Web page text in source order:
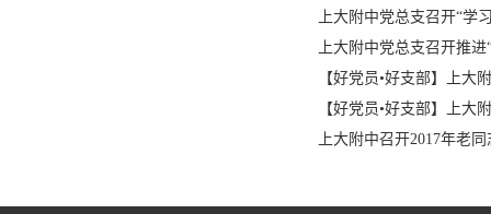
上大附中党总支召开“学
上大附中党总支召开推
【好党员•好支部】上大
【好党员•好支部】上大
上大附中召开2017年老